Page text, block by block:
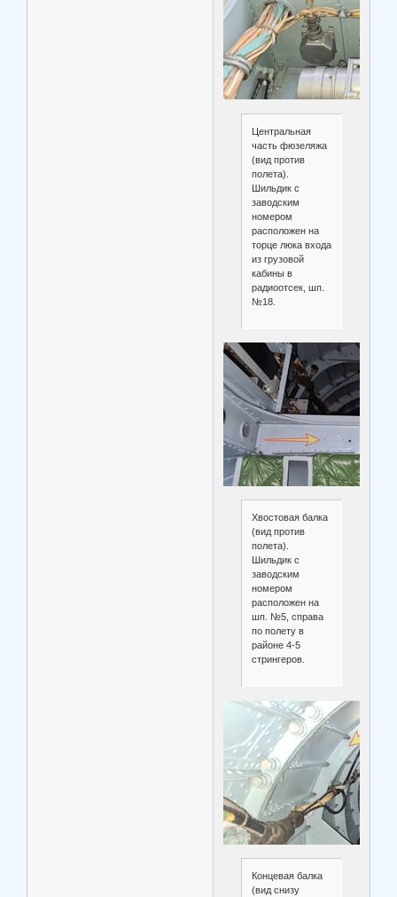
Центральная
часть фюзеляжа
(вид против
полета).
Шильдик с
заводским
номером
расположен на
торце люка входа
из грузовой
кабины в
радиоотсек, шп.
№18.
Хвостовая балка
(вид против
полета).
Шильдик с
заводским
номером
расположен на
шп. №5, справа
по полету в
районе 4-5
стрингеров.
Концевая балка
(вид снизу